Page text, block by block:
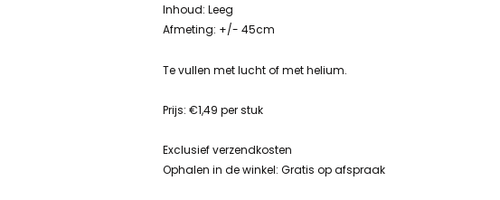
Inhoud: Leeg
Afmeting: +/- 45cm
Te vullen met lucht of met helium.
Prijs: €1,49 per stuk
Exclusief verzendkosten
Ophalen in de winkel: Gratis op afspraak